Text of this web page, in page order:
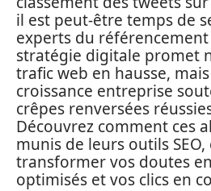
il est peut-être temps de
experts du
stratégie digitale promet
trafic web en hausse,
croissance entreprise
crêpes renversées
Découvrez comment ces
munis de leurs outils
transformer vos doutes
optimisés et vos clics en